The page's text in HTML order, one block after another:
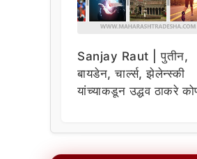
Sanjay Raut | पुतीन,
बायडेन, चार्ल्स, झेलेन्स्की
यांच्याकडून उद्धव ठाकरे